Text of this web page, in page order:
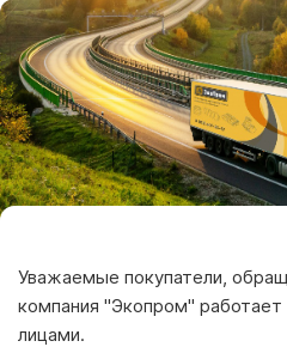
Уважаемые покупатели,
компания "Экопром"
лицами.